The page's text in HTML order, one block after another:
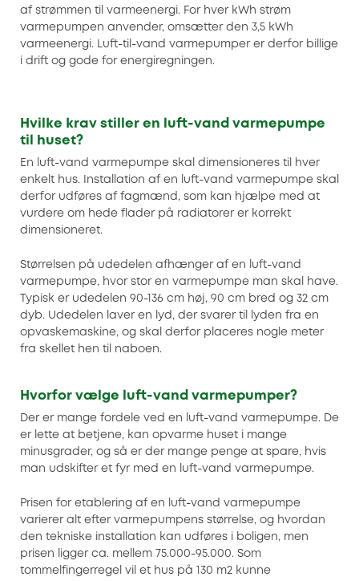
af strømmen til varmeenergi. For hver kWh strøm
varmepumpen anvender, omsætter den 3,5 kWh
varmeenergi. Luft-til-vand varmepumper er derfor billige
i drift og gode for energiregningen.
Hvilke krav stiller en luft-vand varmepumpe
til huset?
En luft-vand varmepumpe skal dimensioneres til hver
enkelt hus. Installation af en luft-vand varmepumpe skal
derfor udføres af fagmænd, som kan hjælpe med at
vurdere om hede flader på radiatorer er korrekt
dimensioneret.
Størrelsen på udedelen afhænger af en luft-vand
varmepumpe, hvor stor en varmepumpe man skal have.
Typisk er udedelen 90-136 cm høj, 90 cm bred og 32 cm
dyb. Udedelen laver en lyd, der svarer til lyden fra en
opvaskemaskine, og skal derfor placeres nogle meter
fra skellet hen til naboen.
Hvorfor vælge luft-vand varmepumper?
Der er mange fordele ved en luft-vand varmepumpe. De
er lette at betjene, kan opvarme huset i mange
minusgrader, og så er der mange penge at spare, hvis
man udskifter et fyr med en luft-vand varmepumpe.
Prisen for etablering af en luft-vand varmepumpe
varierer alt efter varmepumpens størrelse, og hvordan
den tekniske installation kan udføres i boligen, men
prisen ligger ca. mellem 75.000-95.000. Som
tommelfingerregel vil et hus på 130 m2 kunne